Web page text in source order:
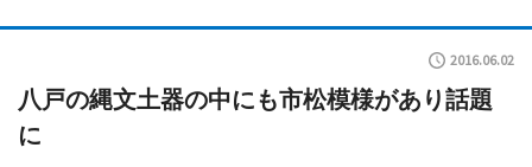
2016.06.02
八戸の縄文土器の中にも市松模様があり話題
に